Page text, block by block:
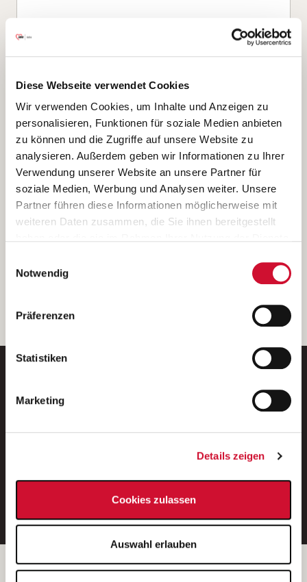
Diese Webseite verwendet Cookies
Wir verwenden Cookies, um Inhalte und Anzeigen zu
personalisieren, Funktionen für soziale Medien anbieten
zu können und die Zugriffe auf unsere Website zu
analysieren. Außerdem geben wir Informationen zu Ihrer
Verwendung unserer Website an unsere Partner für
soziale Medien, Werbung und Analysen weiter. Unsere
Partner führen diese Informationen möglicherweise mit
weiteren Daten zusammen, die Sie ihnen bereitgestellt
Wenn Sie auf „Cookies zulassen“ klicken, so stimmen
Sie der Speicherung sämtlicher Cookies zu. Sie können
Ihre Einwilligung selbstverständlich jederzeit widerrufen,
indem Sie die Cookie-Einstellungen aufrufen und diese
unserer
Notwendig
Präferenzen
Statistiken
Marketing
Details zeigen
Cookies zulassen
Auswahl erlauben
Ich bin damit einverstanden, dass meine personenbezogenen Daten
ausschließlich zum Zweck der Durchführung der Kontaktanfrage
verarbeitet, auf IT- Systemen der Garitz Bewirtschaftungsbetriebe
GmbH, Heinrich-von-Kleist-Straße 2, 97688 Bad Kissingen
(Betreiber) gespeichert und an die für das Stellenangebot
verantwortliche Stelle zur Kontaktaufnahme weitergegeben
werden.
Diese Einwilligungserklärung kann ich jederzeit gegenüber dem
Weitere Details können Sie der
entnehmen.
E-Mail-Adresse eintragen
Betreiber der Webseite